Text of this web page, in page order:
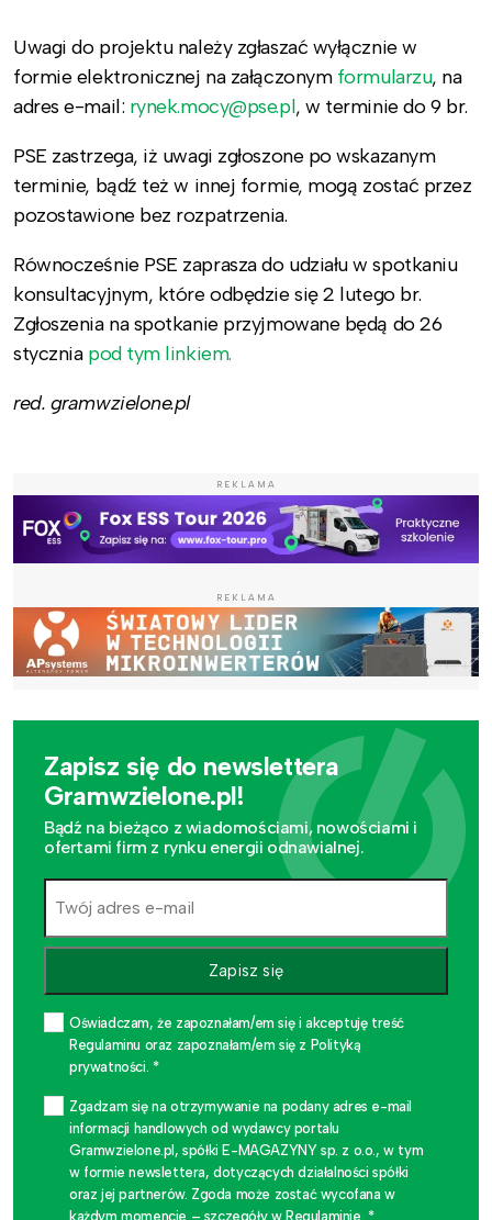
Uwagi do projektu należy zgłaszać wyłącznie w
formie elektronicznej na załączonym formularzu, na
adres e-mail: rynek.mocy@pse.pl, w terminie do 9 br.
PSE zastrzega, iż uwagi zgłoszone po wskazanym
terminie, bądź też w innej formie, mogą zostać przez
pozostawione bez rozpatrzenia.
Równocześnie PSE zaprasza do udziału w spotkaniu
konsultacyjnym, które odbędzie się 2 lutego br.
Zgłoszenia na spotkanie przyjmowane będą do 26
stycznia pod tym linkiem.
red. gramwzielone.pl
REKLAMA
REKLAMA
Zapisz się do newslettera
Gramwzielone.pl!
Bądź na bieżąco z wiadomościami, nowościami i
ofertami firm z rynku energii odnawialnej.
Zapisz się
Oświadczam, że zapoznałam/em się i akceptuję treść
Regulaminu oraz zapoznałam/em się z Polityką
prywatności. *
Zgadzam się na otrzymywanie na podany adres e-mail
informacji handlowych od wydawcy portalu
Gramwzielone.pl, spółki E-MAGAZYNY sp. z o.o., w tym
w formie newslettera, dotyczących działalności spółki
oraz jej partnerów. Zgoda może zostać wycofana w
każdym momencie – szczegóły w Regulaminie. *